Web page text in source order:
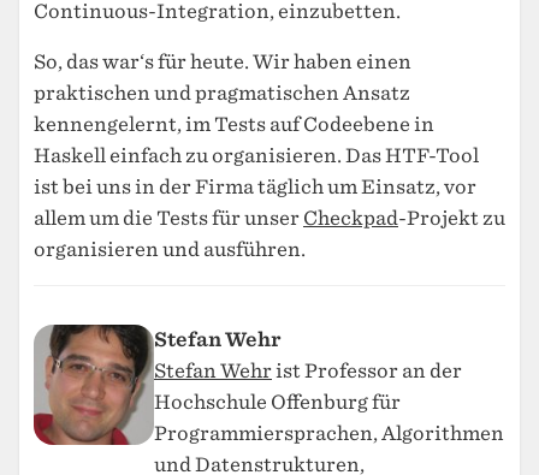
Continuous-Integration, einzubetten.
So, das war‘s für heute. Wir haben einen
praktischen und pragmatischen Ansatz
kennengelernt, im Tests auf Codeebene in
Haskell einfach zu organisieren. Das HTF-Tool
ist bei uns in der Firma täglich um Einsatz, vor
allem um die Tests für unser Checkpad-Projekt zu
organisieren und ausführen.
Stefan Wehr
Stefan Wehrist Professor an der
Hochschule Offenburg für
Programmiersprachen, Algorithmen
und Datenstrukturen,